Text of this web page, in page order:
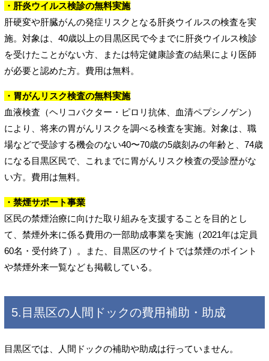
・肝炎ウイルス検診の無料実施
肝硬変や肝臓がんの発症リスクとなる肝炎ウイルスの検査を実
施。対象は、40歳以上の目黒区民で今までに肝炎ウイルス検診
を受けたことがない方、または特定健康診査の結果により医師
が必要と認めた方。費用は無料。
・胃がんリスク検査の無料実施
血液検査（ヘリコバクター・ピロリ抗体、血清ペプシノゲン）
により、将来の胃がんリスクを調べる検査を実施。対象は、職
場などで受診する機会のない40〜70歳の5歳刻みの年齢と、74歳
になる目黒区民で、これまでに胃がんリスク検査の受診歴がな
い方。費用は無料。
・禁煙サポート事業
区民の禁煙治療に向けた取り組みを支援することを目的とし
て、禁煙外来に係る費用の一部助成事業を実施（2021年は定員
60名・受付終了）。また、目黒区のサイトでは禁煙のポイント
や禁煙外来一覧なども掲載している。
5.目黒区の人間ドックの費用補助・助成
目黒区では、人間ドックの補助や助成は行っていません。